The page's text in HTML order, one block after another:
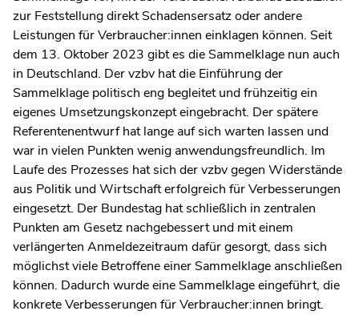
zur Feststellung direkt Schadensersatz oder andere
Leistungen für Verbraucher:innen einklagen können. Seit
dem 13. Oktober 2023 gibt es die Sammelklage nun auch
in Deutschland. Der vzbv hat die Einführung der
Sammelklage politisch eng begleitet und frühzeitig ein
eigenes Umsetzungskonzept eingebracht. Der spätere
Referentenentwurf hat lange auf sich warten lassen und
war in vielen Punkten wenig anwendungsfreundlich. Im
Laufe des Prozesses hat sich der vzbv gegen Widerstände
aus Politik und Wirtschaft erfolgreich für Verbesserungen
eingesetzt. Der Bundestag hat schließlich in zentralen
Punkten am Gesetz nachgebessert und mit einem
verlängerten Anmeldezeitraum dafür gesorgt, dass sich
möglichst viele Betroffene einer Sammelklage anschließen
können. Dadurch wurde eine Sammelklage eingeführt, die
konkrete Verbesserungen für Verbraucher:innen bringt.